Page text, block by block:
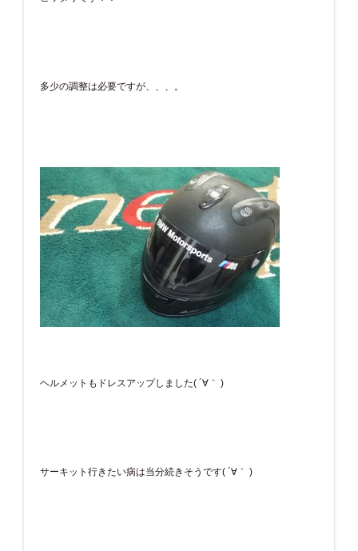
多少の調整は必要ですが、、、。
ヘルメットもドレスアップしました( ´∀｀ )
サーキット行きたい病は当分続きそうです( ´∀｀ )